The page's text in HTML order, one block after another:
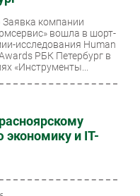
Заявка компании
вошла в шорт-
исследования Human
РБК Петербург в
«Инструменты...
и IT-